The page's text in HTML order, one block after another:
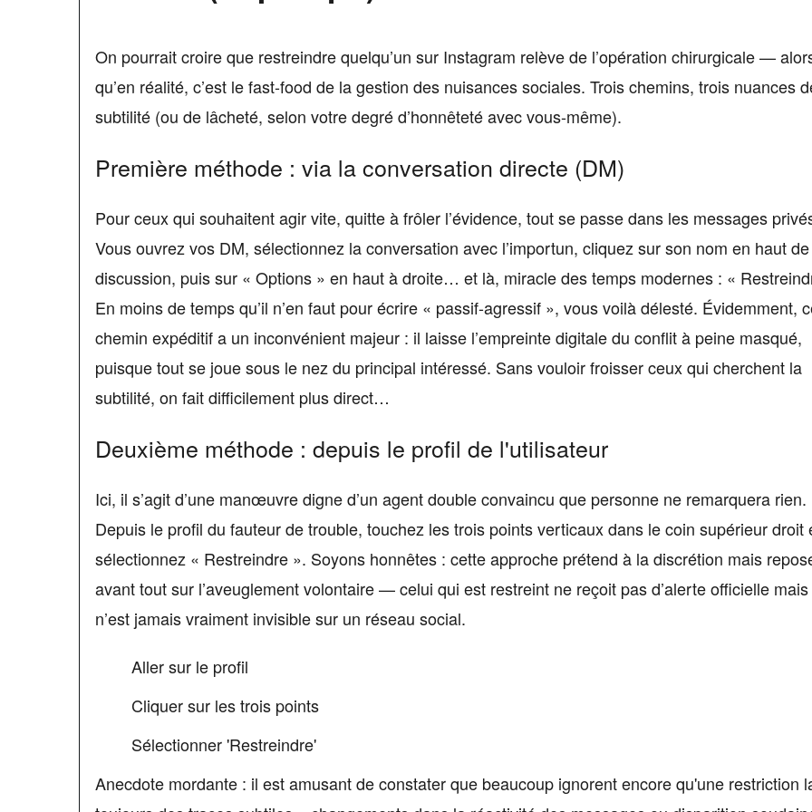
On pourrait croire que restreindre quelqu’un sur Instagram relève de l’opération chirurgicale —
qu’en réalité, c’est le fast-food de la gestion des nuisances sociales. Trois chemins, trois nuances
subtilité (ou de lâcheté, selon votre degré d’honnêteté avec vous-même).
Première méthode : via la conversation directe (DM)
Pour ceux qui souhaitent agir vite, quitte à frôler l’évidence, tout se passe dans les messages
Vous ouvrez vos DM, sélectionnez la conversation avec l’importun, cliquez sur son nom en haut
discussion, puis sur « Options » en haut à droite… et là, miracle des temps modernes : «
En moins de temps qu’il n’en faut pour écrire « passif-agressif », vous voilà délesté. Évidemment,
chemin expéditif a un inconvénient majeur : il laisse l’empreinte digitale du conflit à peine masqué,
puisque tout se joue sous le nez du principal intéressé. Sans vouloir froisser ceux qui cherchent la
subtilité, on fait difficilement plus direct…
Deuxième méthode : depuis le profil de l'utilisateur
Ici, il s’agit d’une manœuvre digne d’un agent double convaincu que personne ne remarquera rien.
Depuis le profil du fauteur de trouble, touchez les trois points verticaux dans le coin supérieur droit
sélectionnez « Restreindre ». Soyons honnêtes : cette approche prétend à la discrétion mais
avant tout sur l’aveuglement volontaire — celui qui est restreint ne reçoit pas d’alerte officielle
n’est jamais vraiment invisible sur un réseau social.
Aller sur le profil
Cliquer sur les trois points
Sélectionner 'Restreindre'
Anecdote mordante : il est amusant de constater que beaucoup ignorent encore qu'une restriction